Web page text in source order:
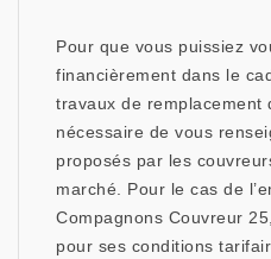
Pour que vous puissiez
financièrement dans le
travaux de remplacement
nécessaire de vous
proposés par les
marché. Pour le cas de
Compagnons Couvreur
pour ses conditions